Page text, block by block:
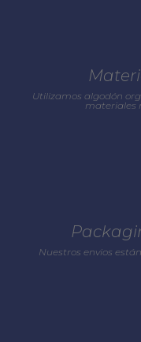
Utilizamos algodón
materiales
Nuestros envios